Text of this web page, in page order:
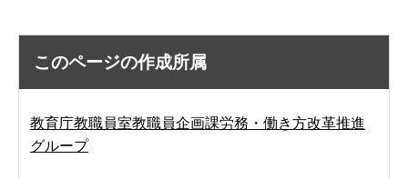
このページの作成所属
教育庁教職員室教職員企画課労務・働き方改革推進
グループ